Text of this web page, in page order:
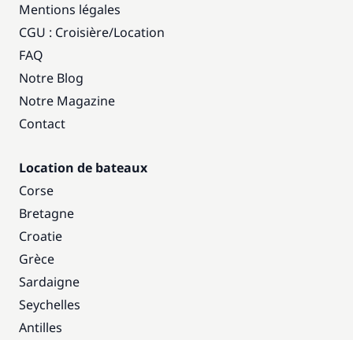
Mentions légales
CGU : Croisière/Location
FAQ
Notre Blog
Notre Magazine
Contact
Location de bateaux
Corse
Bretagne
Croatie
Grèce
Sardaigne
Seychelles
Antilles